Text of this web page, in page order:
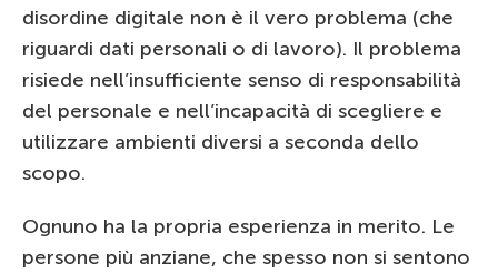
disordine digitale non è il vero problema (che
riguardi dati personali o di lavoro). Il problema
risiede nell’insufficiente senso di responsabilità
del personale e nell’incapacità di scegliere e
utilizzare ambienti diversi a seconda dello
scopo.
Ognuno ha la propria esperienza in merito. Le
persone più anziane, che spesso non si sentono